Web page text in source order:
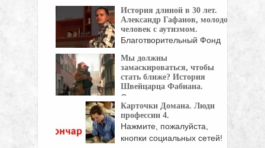
История длиной в 30 лет.
Александр Гафанов, молодой
человек с аутизмом.
Благотворительный Фонд
одном ...
Мы должны
замаскироваться, чтобы
стать ближе? История
Швейцарца Фабиана.
Он давно уже привык, что в
автобусе ...
Карточки Домана. Люди
профессии 4.
Нажмите, пожалуйста,
кнопки социальных сетей!